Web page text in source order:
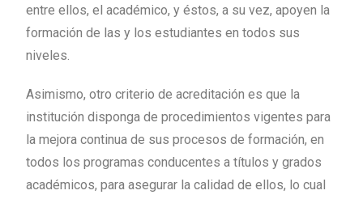
entre ellos, el académico, y éstos, a su vez, apoyen la
formación de las y los estudiantes en todos sus
niveles.
Asimismo, otro criterio de acreditación es que la
institución disponga de procedimientos vigentes para
la mejora continua de sus procesos de formación, en
todos los programas conducentes a títulos y grados
académicos, para asegurar la calidad de ellos, lo cual